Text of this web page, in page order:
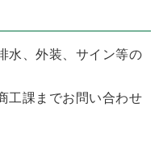
水、外装、サイン等の
工課までお問い合わせ